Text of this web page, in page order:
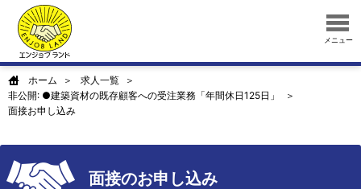
メニュー
ホーム
求人一覧
非公開: ●建築資材の既存顧客への受注業務「年間休日125日」
面接お申し込み
面接のお申し込み